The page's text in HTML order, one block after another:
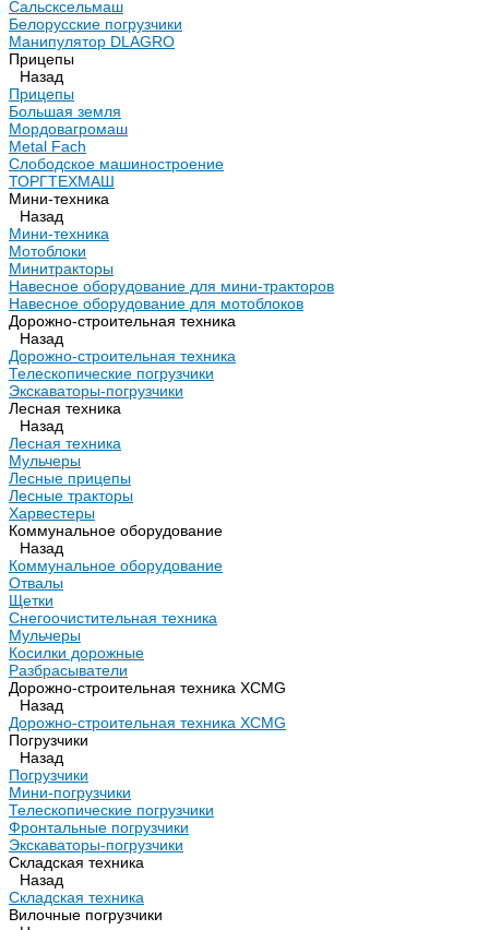
Сальсксельмаш
Белорусские погрузчики
Манипулятор DLAGRO
Прицепы
Назад
Прицепы
Большая земля
Мордовагромаш
Metal Fach
Слободское машиностроение
ТОРГТЕХМАШ
Мини-техника
Назад
Мини-техника
Мотоблоки
Минитракторы
Навесное оборудование для мини-тракторов
Навесное оборудование для мотоблоков
Дорожно-строительная техника
Назад
Дорожно-строительная техника
Телескопические погрузчики
Экскаваторы-погрузчики
Лесная техника
Назад
Лесная техника
Мульчеры
Лесные прицепы
Лесные тракторы
Харвестеры
Коммунальное оборудование
Назад
Коммунальное оборудование
Отвалы
Щетки
Снегоочистительная техника
Мульчеры
Косилки дорожные
Разбрасыватели
Дорожно-строительная техника XCMG
Назад
Дорожно-строительная техника XCMG
Погрузчики
Назад
Погрузчики
Мини-погрузчики
Телескопические погрузчики
Фронтальные погрузчики
Экскаваторы-погрузчики
Складская техника
Назад
Складская техника
Вилочные погрузчики